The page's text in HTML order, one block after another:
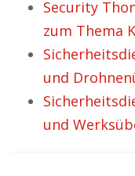
Security
zum Thema
und
und